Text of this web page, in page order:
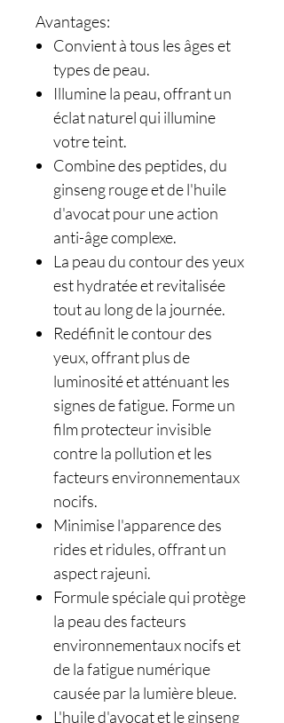
Avantages:
Convient à tous les âges et
types de peau.
Illumine la peau, offrant un
éclat naturel qui illumine
votre teint.
Combine des peptides, du
ginseng rouge et de l'huile
d'avocat pour une action
anti-âge complexe.
La peau du contour des yeux
est hydratée et revitalisée
tout au long de la journée.
Redéfinit le contour des
yeux, offrant plus de
luminosité et atténuant les
signes de fatigue. Forme un
film protecteur invisible
contre la pollution et les
facteurs environnementaux
nocifs.
Minimise l'apparence des
rides et ridules, offrant un
aspect rajeuni.
Formule spéciale qui protège
la peau des facteurs
environnementaux nocifs et
de la fatigue numérique
causée par la lumière bleue.
L'huile d'avocat et le ginseng